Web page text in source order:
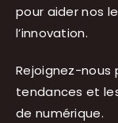
pour aider nos
l’innovation.
Rejoignez-nous
tendances et
de numérique.